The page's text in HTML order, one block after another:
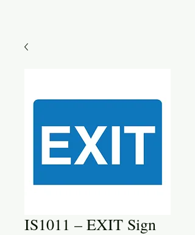
IS1011 – EXIT Sign